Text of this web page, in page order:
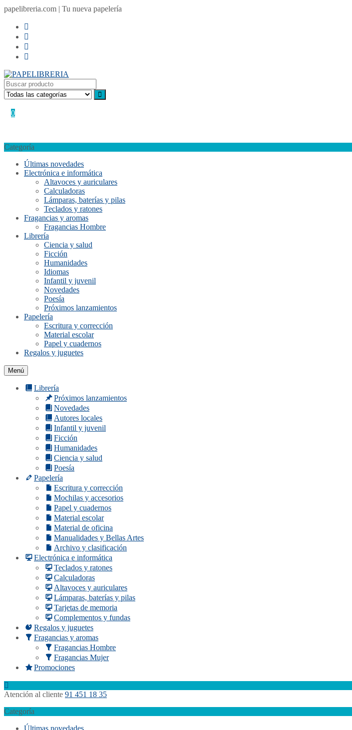
Ir
contenido
papelibreria.com | Tu nueva papelería
0
Categoría
Últimas novedades
Electrónica e informática
Altavoces y auriculares
Calculadoras
Lámparas, baterías y pilas
Teclados y ratones
Fragancias y aromas
Fragancias Hombre
Librería
Ciencia y salud
Ficción
Humanidades
Idiomas
Infantil y juvenil
Novedades
Poesía
Próximos lanzamientos
Papelería
Escritura y corrección
Material escolar
Papel y cuadernos
Regalos y juguetes
Menú
Librería
Próximos lanzamientos
Novedades
Autores locales
Infantil y juvenil
Ficción
Humanidades
Ciencia y salud
Poesía
Papelería
Escritura y corrección
Mochilas y accesorios
Papel y cuadernos
Material escolar
Material de oficina
Manualidades y Bellas Artes
Archivo y clasificación
Electrónica e informática
Teclados y ratones
Calculadoras
Altavoces y auriculares
Lámparas, baterías y pilas
Tarjetas de memoria
Complementos y fundas
Regalos y juguetes
Fragancias y aromas
Fragancias Hombre
Fragancias Mujer
Promociones
Atención al cliente 91 451 18 35
Categoría
Últimas novedades